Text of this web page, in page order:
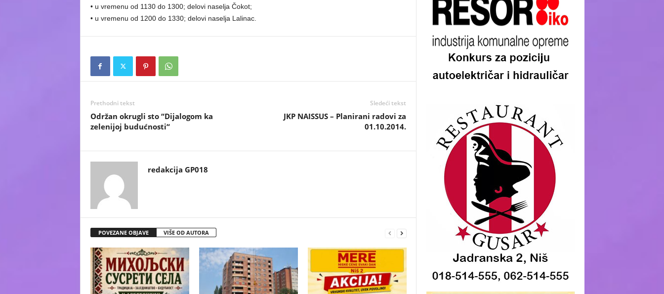
• u vremenu od 1130 do 1300; delovi naselja Čokot;
• u vremenu od 1200 do 1330; delovi naselja Lalinac.
Prethodni tekst
Održan okrugli sto “Dijalogom ka
zelenijoj budućnosti“
Sledeći tekst
JKP NAISSUS – Planirani radovi za
01.10.2014.
redakcija GP018
POVEZANE OBJAVE VIŠE OD AUTORA